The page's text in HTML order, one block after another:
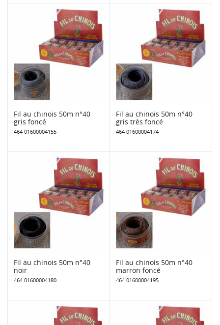
Fil au chinois 50m n°40
gris foncé
464 01600004155
Fil au chinois 50m n°40
gris très foncé
464 01600004174
Fil au chinois 50m n°40
noir
464 01600004180
Fil au chinois 50m n°40
marron foncé
464 01600004195